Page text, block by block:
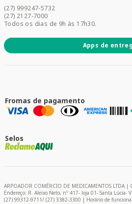
Promoções
(27) 999247-5732
(27) 2127-7000
Todos os dias de 9h às 17h30.
Apps de
Fromas de pagamento
Selos
ARPOADOR COMÉRCIO DE MEDICAMENTOS LTDA
Endereço: R. Aleixo Neto, nº 417- loja 01- Santa Lúcia-
(27) 99312-9711/ (27) 3382-3300 | Horário de